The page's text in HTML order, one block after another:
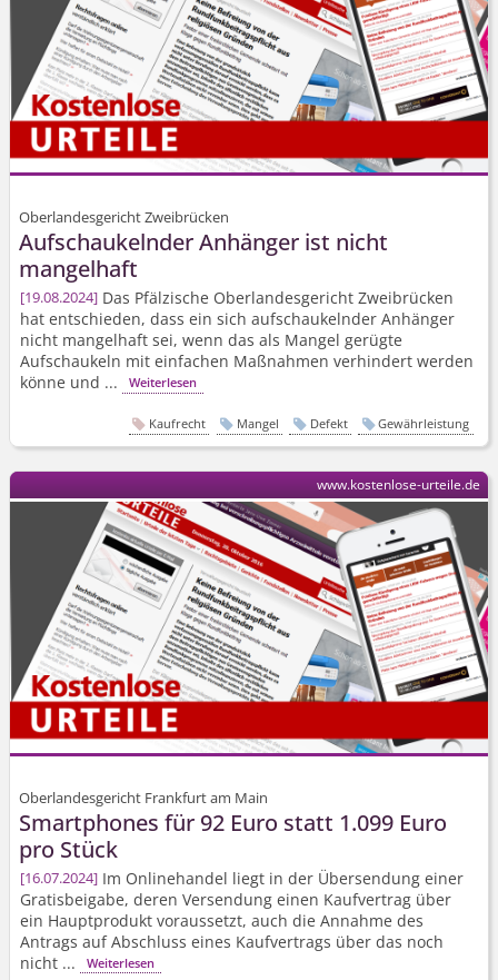
Oberlandesgericht Zweibrücken
Aufschaukelnder Anhänger ist nicht
mangelhaft
19.08.2024 Das Pfälzische Oberlandesgericht Zweibrücken
hat entschieden, dass ein sich aufschaukelnder Anhänger
nicht mangelhaft sei, wenn das als Mangel gerügte
Aufschaukeln mit einfachen Maßnahmen verhindert werden
könne und ...
Weiterlesen
Kaufrecht Mangel Defekt Gewährleistung
Oberlandesgericht Frankfurt am Main
Smartphones für 92 Euro statt 1.099 Euro
pro Stück
16.07.2024 Im Onlinehandel liegt in der Übersendung einer
Gratisbeigabe, deren Versendung einen Kaufvertrag über
ein Hauptprodukt voraussetzt, auch die Annahme des
Antrags auf Abschluss eines Kaufvertrags über das noch
nicht ...
Weiterlesen
www.kostenlose-urteile.de